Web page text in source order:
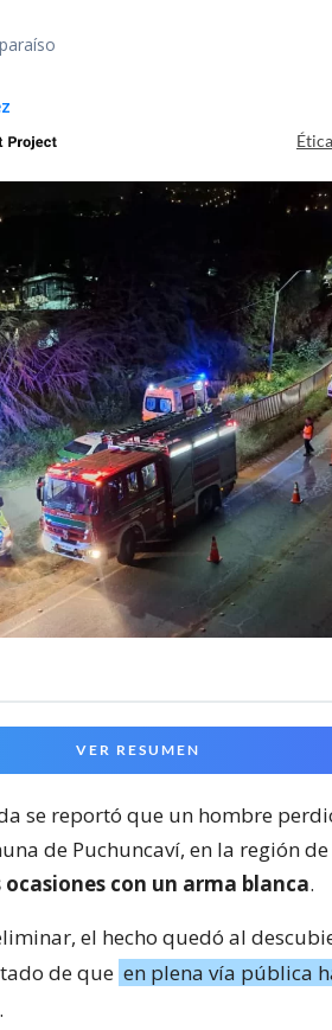
VER RESUMEN
se reportó que un hombre
de Puchuncaví, en la región
con un arma blanca.
el hecho quedó al
de que en plena vía pública
.